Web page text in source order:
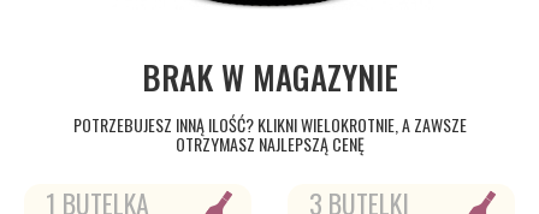
BRAK W MAGAZYNIE
POTRZEBUJESZ INNĄ ILOŚĆ? KLIKNI WIELOKROTNIE, A ZAWSZE
OTRZYMASZ NAJLEPSZĄ CENĘ
1 BUTELKA 3 BUTELKI